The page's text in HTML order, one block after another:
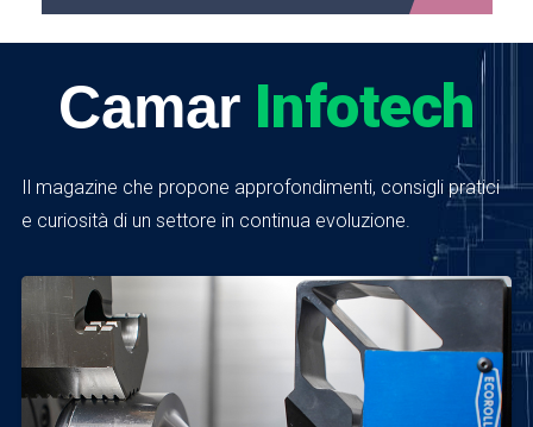
Camar Infotech
Il magazine che propone approfondimenti, consigli pratici
e curiosità di un settore in continua evoluzione.